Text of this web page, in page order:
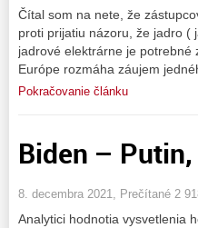
Čítal som na nete, že
proti prijatiu názoru, že jadro (
jadrové elektrárne je
Európe rozmáha záujem
Pokračovanie článku
Biden –
8. decembra 2021, Prečítané 2
Analytici hodnotia vysvetlenia